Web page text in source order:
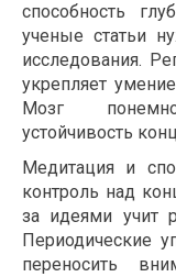
способность
ученые статьи
исследования.
укрепляет
Мозг
устойчивость
Медитация и
контроль над
за идеями учит
Периодические
переносить